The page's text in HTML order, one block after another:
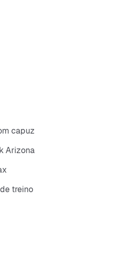
capuz
Arizona
treino